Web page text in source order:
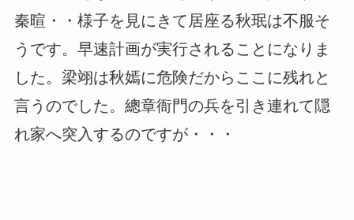
秦暄・・様子を見にきて居座る秋珉は不服そ
うです。早速計画が実行されることになりま
した。梁翊は秋嫣に危険だからここに残れと
言うのでした。總章衙門の兵を引き連れて隠
れ家へ突入するのですが・・・